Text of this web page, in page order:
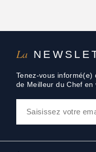
La
Tenez-vous
de Meilleur du Chef